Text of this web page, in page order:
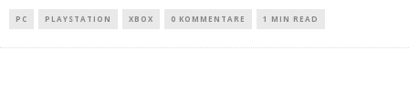
PC PLAYSTATION XBOX 0 KOMMENTARE 1 MIN READ